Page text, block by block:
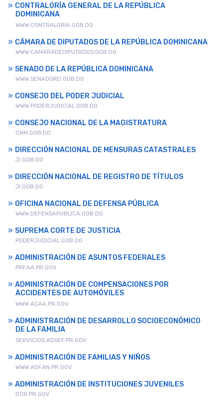
CONTRALORÍA GENERAL DE LA REPÚBLICA
DOMINICANA
WWW.CONTRALORIA.GOB.DO
CÁMARA DE DIPUTADOS DE LA REPÚBLICA DOMINICANA
WWW.CAMARADEDIPUTADOS.GOB.DO
SENADO DE LA REPÚBLICA DOMINICANA
WWW.SENADORD.GOB.DO
CONSEJO DEL PODER JUDICIAL
WWW.PODERJUDICIAL.GOB.DO
CONSEJO NACIONAL DE LA MAGISTRATURA
CNM.GOB.DO
DIRECCIÓN NACIONAL DE MENSURAS CATASTRALES
JI.GOB.DO
DIRECCIÓN NACIONAL DE REGISTRO DE TÍTULOS
JI.GOB.DO
OFICINA NACIONAL DE DEFENSA PÚBLICA
WWW.DEFENSAPUBLICA.GOB.DO
SUPREMA CORTE DE JUSTICIA
PODERJUDICIAL.GOB.DO
ADMINISTRACIÓN DE ASUNTOS FEDERALES
PRFAA.PR.GOV
ADMINISTRACIÓN DE COMPENSACIONES POR
ACCIDENTES DE AUTOMÓVILES
WWW.ACAA.PR.GOV
ADMINISTRACIÓN DE DESARROLLO SOCIOECONÓMICO
DE LA FAMILIA
SERVICIOS.ADSEF.PR.GOV
ADMINISTRACIÓN DE FAMILIAS Y NIÑOS
WWW.ADFAN.PR.GOV
ADMINISTRACIÓN DE INSTITUCIONES JUVENILES
DCR.PR.GOV